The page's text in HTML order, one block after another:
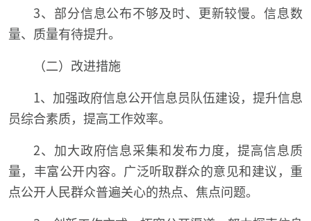
3、部分信息公布不够及时、更新较慢。信息数
量、质量有待提升。
（二）改进措施
1、加强政府信息公开信息员队伍建设，提升信息
员综合素质，提高工作效率。
2、加大政府信息采集和发布力度，提高信息质
量，丰富公开内容。广泛听取群众的意见和建议，重
点公开人民群众普遍关心的热点、焦点问题。